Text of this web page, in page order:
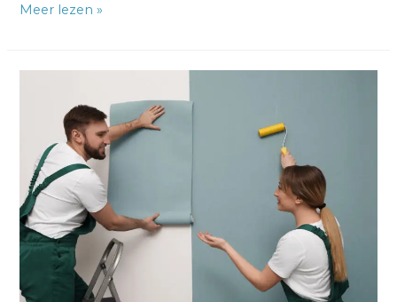
Meer lezen »
Beginnen
met
Behangen:
Simpele
Stappen